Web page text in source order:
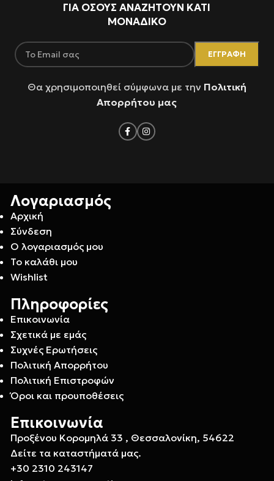
ΓΙΑ ΌΣΟΥΣ ΑΝΑΖΗΤΟΥΝ ΚΑΤΙ
ΜΟΝΑΔΙΚΟ
Θα χρησιμοποιηθεί σύμφωνα με την Πολιτική
Απορρήτου μας
Λογαριασμός
Αρχική
Σύνδεση
Ο λογαριασμός μου
Το καλάθι μου
Wishlist
Πληροφορίες
Επικοινωνία
Σχετικά με εμάς
Συχνές Ερωτήσεις
Πολιτική Απορρήτου
Πολιτική Επιστροφών
Όροι και προυποθέσεις
Επικοινωνία
Προξένου Κορομηλά 33 , Θεσσαλονίκη, 54622
Δείτε τα καταστήματά μας.
+30 2310 243147